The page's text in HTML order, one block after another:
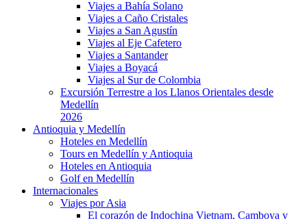
Viajes a Bahía Solano
Viajes a Caño Cristales
Viajes a San Agustín
Viajes al Eje Cafetero
Viajes a Santander
Viajes a Boyacá
Viajes al Sur de Colombia
Excursión Terrestre a los Llanos Orientales desde
Medellín
2026
Antioquia y Medellín
Hoteles en Medellín
Tours en Medellín y Antioquia
Hoteles en Antioquia
Golf en Medellín
Internacionales
Viajes por Asia
El corazón de Indochina Vietnam, Camboya y